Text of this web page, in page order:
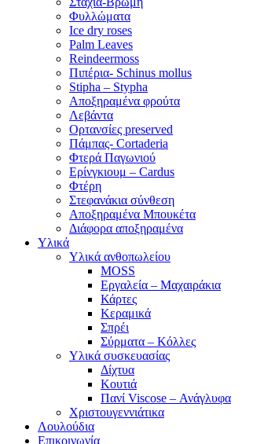
Φυλλώματα
Ice dry roses
Palm Leaves
Reindeermoss
Πιπέρια- Schinus mollus
Stipha – Stypha
Αποξηραμένα φρούτα
Λεβάντα
Ορτανσίες preserved
Πάμπας- Cortaderia
Φτερά Παγωνιού
Ερίνγκιουμ – Cardus
Φτέρη
Στεφανάκια σύνθεση
Αποξηραμένα Μπουκέτα
Διάφορα αποξηραμένα
Υλικά
Υλικά ανθοπωλείου
MOSS
Εργαλεία – Μαχαιράκια
Κάρτες
Κεραμικά
Σπρέι
Σύρματα – Κόλλες
Υλικά συσκευασίας
Δίχτυα
Κουτιά
Πανί Viscose – Ανάγλυφα
Χριστουγεννιάτικα
Λουλούδια
Επικοινωνία